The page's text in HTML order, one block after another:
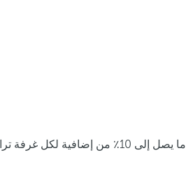
ما يصل إلى 10٪ من إضافية لكل غرفة تراكم